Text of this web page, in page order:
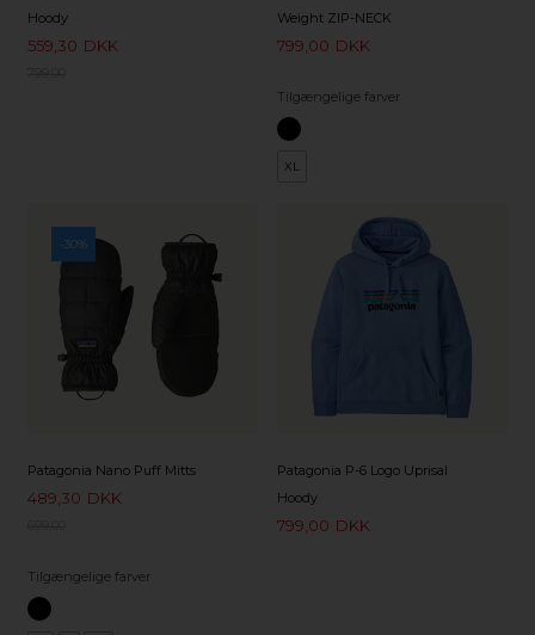
Hoody
559,30 DKK
Weight ZIP-NECK
799,00 DKK
Tilgængelige farver
XL
-30%
Patagonia Nano Puff Mitts
489,30 DKK
Tilgængelige farver
Patagonia P-6 Logo Uprisal
Hoody
799,00 DKK